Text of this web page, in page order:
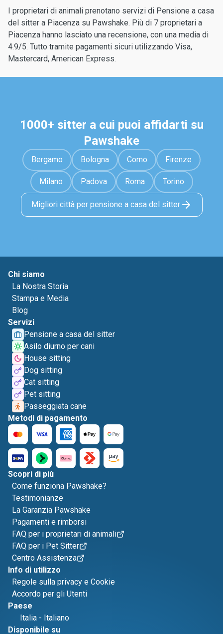
I proprietari di animali prenotano servizi di Pensione a casa
del sitter a Piacenza su Pawshake. Più di 7 proprietari a
Piacenza hanno lasciato una recensione, con una media di
4.9/5. Tutto tramite pagamenti sicuri utilizzando Visa,
Mastercard, American Express.
1000+ sitter a cui puoi affidarti su
Pawshake
Bergamo Bologna Como Firenze
Milano Padova Roma Torino
Migliori città per pensione a casa del sitter
Chi siamo
La Nostra Storia
Stampa e Media
Blog
Servizi
Pensione a casa del sitter
Asilo diurno per cani
House sitting
Dog sitting
Cat sitting
Pet sitting
Passeggiata cane
Metodi di pagamento
Scopri di più
Come funziona Pawshake?
Testimonianze
La Garanzia Pawshake
Pagamenti e rimborsi
FAQ per i proprietari di animali
FAQ per i Pet Sitter
Centro Assistenza
Info di utilizzo
Regole sulla privacy e Cookie
Accordo per gli Utenti
Paese
Italia - Italiano
Disponibile su